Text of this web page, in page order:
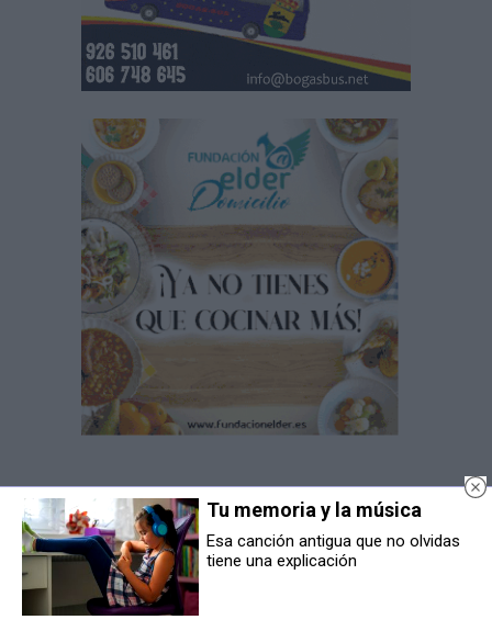
Tu memoria y la música
Esa canción antigua que no olvidas
tiene una explicación